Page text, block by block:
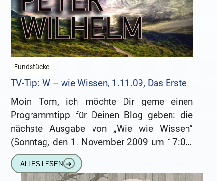
Fundstücke
TV-Tip: W – wie Wissen, 1.11.09, Das Erste
Moin Tom, ich möchte Dir gerne einen
Programmtipp für Deinen Blog geben: die
nächste Ausgabe von „Wie wie Wissen“
(Sonntag, den 1. November 2009 um 17:05,
Das Erste) wird sich
ALLES LESEN ➔